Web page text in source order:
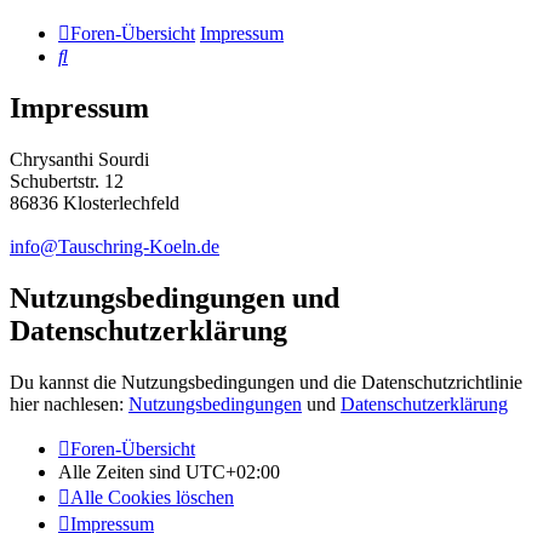
Foren-Übersicht Impressum
Suche
Impressum
Chrysanthi Sourdi
Schubertstr. 12
86836 Klosterlechfeld
info@Tauschring-Koeln.de
Nutzungsbedingungen und
Datenschutzerklärung
Du kannst die Nutzungsbedingungen und die Datenschutzrichtlinie
hier nachlesen: Nutzungsbedingungen und Datenschutzerklärung
Foren-Übersicht
Alle Zeiten sind UTC+02:00
Alle Cookies löschen
Impressum